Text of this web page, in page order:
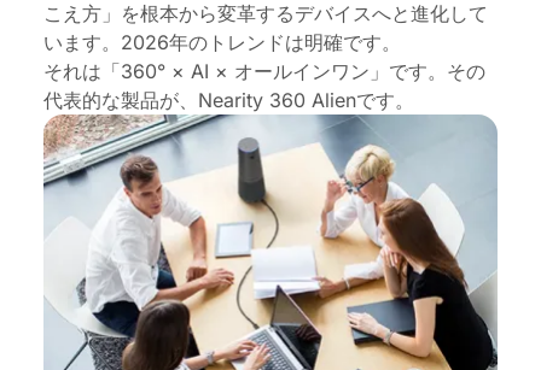
こえ方」を根本から変革するデバイスへと進化して
います。2026年のトレンドは明確です。
それは「360° × AI × オールインワン 」です。その
代表的な製品が、Nearity 360 Alienです。